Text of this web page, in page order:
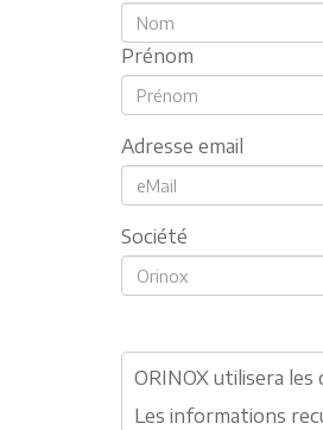
Prénom
Adresse email
Société
ORINOX utilisera
Les informations